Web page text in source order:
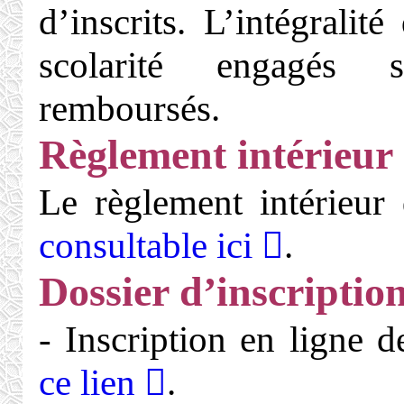
d’inscrits.
scolarité engagés
remboursés.
Règlement intérieur
Le règlement intérieur
consultable ici
.
Dossier
- Inscription en ligne
ce lien
.